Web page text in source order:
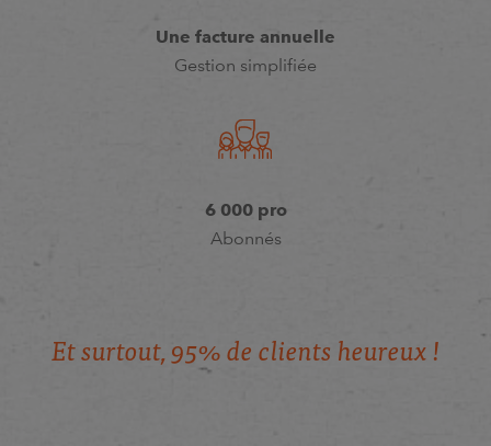
Une facture annuelle
Gestion simplifiée
6 000 pro
Abonnés
Et surtout, 95% de clients heureux !